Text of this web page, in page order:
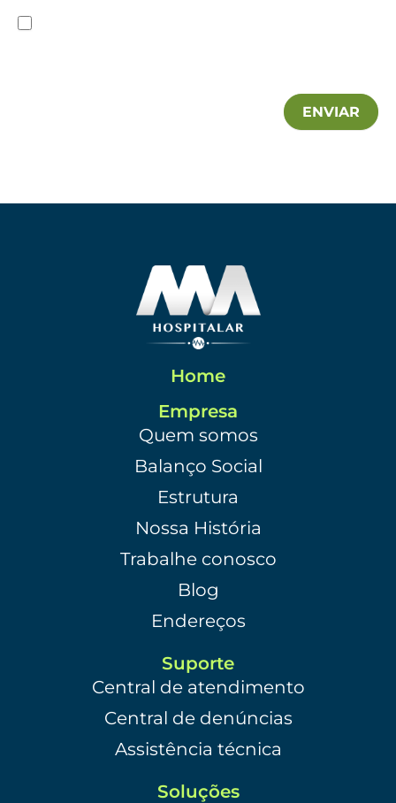
ENVIAR
Home
Empresa
Quem somos
Balanço Social
Estrutura
Nossa História
Trabalhe conosco
Blog
Endereços
Suporte
Central de atendimento
Central de denúncias
Assistência técnica
Soluções